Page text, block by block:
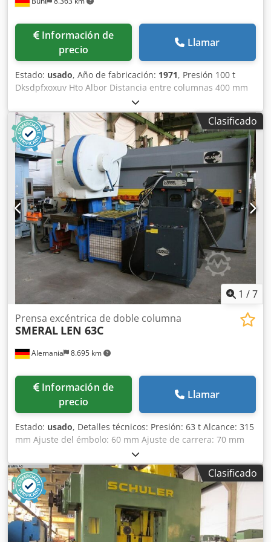
Información de
precio
Llamar
Estado: usado, Año de fabricación: 1971, Presión 100 t
Dksdpfxoxuv Hto Albor Distancia entre columnas 400 mm
Carrera 20 - 140 mm Superficie de sujeción de la mesa 900
x 710 mm Superficie del émbolo 560 x 450 mm Ajuste del
émbolo 80 mm Altura de montaje 470 mm Número de
carreras 70 carreras/min Potencia total requerida 10,5 kW
Peso de la máquina aprox. 9 t Dimensiones de la máquina
L x A x H 1,98 x 1,60 x 3,10 m
Clasificado
1 /7
Alemania 8.695 km
Prensa excéntrica de doble columna
SMERAL LEN 63C
Información de
precio
Llamar
Estado: usado, Detalles técnicos: Presión: 63 t Alcance: 315
mm Ajuste del émbolo: 60 mm Ajuste de carrera: 70 mm
Carrera del émbolo: 10 - 105 mm Velocidad de carrera: 71 -
140 carreras/min Número de carreras por minuto: Carrera
individual: 45 / 50 carreras/min Paso libre en los
montantes laterales: 355 mm Altura de instalación: 335
mm Mesa: AnxPr: 800 x 630 mm Apertura pasante en la
mesa: 400 x 130 mm Placa de sujeción: AnxPr: 616 x 85 mm
Superficie de sujeción del émbolo: AnxPr: 450 x 280 mm
Clasificado